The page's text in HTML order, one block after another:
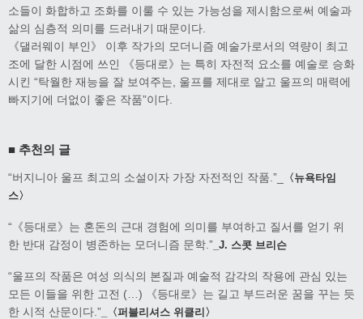
소들이 화합하고 조화를 이룰 수 있는 가능성을 제시함으로써 예술과
삶의 심층적 의미를 드러내기 때문이다.
《댈러웨이 부인》 이후 작가의 모더니즘 예술가로서의 역량이 최고
조에 달한 시점에 쓰인 《등대로》는 특히 자전적 요소를 예술로 승화
시킨 “탁월한 재능을 잘 보여주는, 울프를 제대로 알고 울프의 매력에
빠지기에 더없이 좋은 작품”이다.
■ 추천의 글
“버지니아 울프 최고의 소설이자 가장 자전적인 작품.”_
〈뉴욕타임
스〉
“《등대로》는 혼돈의 근대 경험에 의미를 부여하고 질서를 얻기 위
한 반대 감정이 병존하는 모더니즘 문학.” _J. 스콧 브리슨
“울프의 작품은 여성 의식의 본질과 예술적 감각의 작용에 관심 있는
모든 이들을 위한 고전 (…) 《등대로》는 길고 부드러운 꿈을 꾸는 듯
한 시적 산문이다.” _〈퍼블리셔스 위클리〉